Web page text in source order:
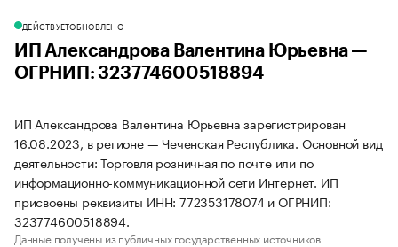
ДЕЙСТВУЕТОБНОВЛЕНО
ИП Александрова Валентина Юрьевна —
ОГРНИП: 323774600518894
ИП Александрова Валентина Юрьевна зарегистрирован
16.08.2023, в регионе — Чеченская Республика. Основной вид
деятельности: Торговля розничная по почте или по
информационно-коммуникационной сети Интернет. ИП
присвоены реквизиты ИНН: 772353178074 и ОГРНИП:
323774600518894.
Данные получены из публичных государственных источников.